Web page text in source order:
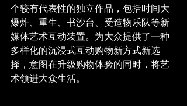
个较有代表性的独立作品，包括时间大
爆炸、重生、书沙台、受造物乐队等新
媒体艺术互动装置。为大众提供了一种
多样化的沉浸式互动购物新方式新选
择，意图在升级购物体验的同时，将艺
术领进大众生活。